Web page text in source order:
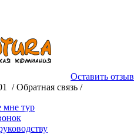
Оставить отзыв
/Обратная связь /
мне тур